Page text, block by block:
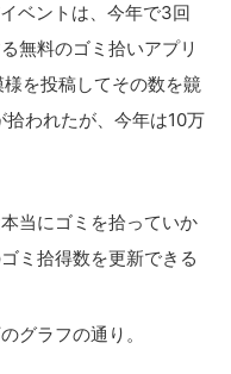
ベントは、今年で3回
無料のゴミ拾いアプリ
様を投稿してその数を竸
われたが、今年は10万
当にゴミを拾っていか
ミ拾得数を更新できる
グラフの通り。